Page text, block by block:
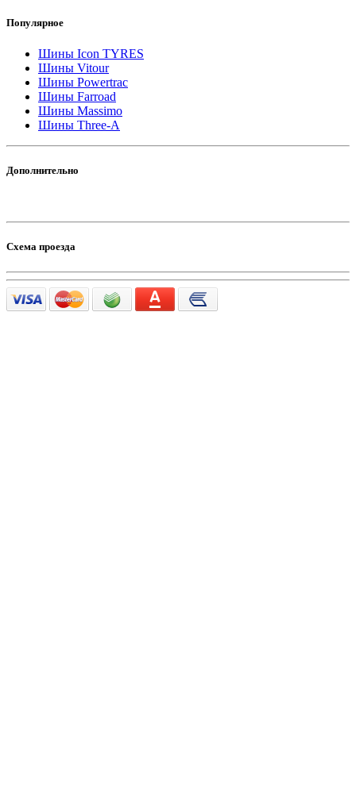
Популярное
Шины Icon TYRES
Шины Vitour
Шины Powertrac
Шины Farroad
Шины Massimo
Шины Three-A
Дополнительно
Схема проезда